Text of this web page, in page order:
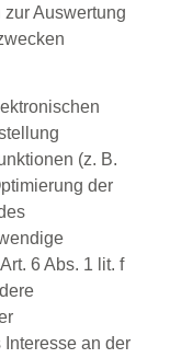
Auswertung
(z. B.
der
6 Abs. 1 lit. f
an der